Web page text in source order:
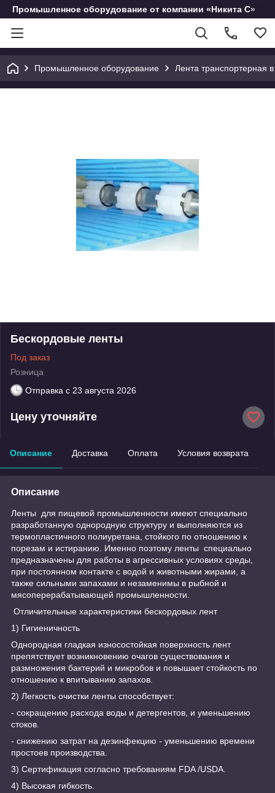
Промышленное оборудование от компании «Никита С»
Промышленное оборудование Лента транспортерная
Бескордовые ленты
Под заказ
Розница
Отправка с 23 августа 2026
Цену уточняйте
Описание Доставка Оплата Условия возврата
Описание
Ленты для пищевой промышленности имеют специально
разработанную однородную структуру и выполняются из
термопластичного полиуретана, стойкого по отношению к
порезам и истиранию. Именно поэтому ленты специально
предназначены для работы в агрессивных условиях среды,
при постоянном контакте с водой и животными жирами, а
также сильными запахами и незаменимы в рыбной и
мясоперерабатывающей промышленности.
Отличительные характеристики бескордовых лент
1) Гигиеничность
Однородная гладкая износостойкая поверхность лент
препятствует возникновению очагов существования и
размножения бактерий и микробов и повышает стойкость по
отношению к впитыванию запахов.
2) Легкость очистки ленты способствует:
- cокращению расхода воды и детергентов, и уменьшению
стоков.
- cнижению затрат на дезинфекцию - уменьшению времени
простоев производства.
3) Сертификация согласно требованиям FDA /USDA.
4) Высокая гибкость.